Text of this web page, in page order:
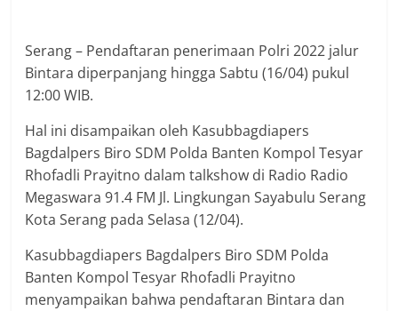
Serang – Pendaftaran penerimaan Polri 2022 jalur
Bintara diperpanjang hingga Sabtu (16/04) pukul
12:00 WIB.
Hal ini disampaikan oleh Kasubbagdiapers
Bagdalpers Biro SDM Polda Banten Kompol Tesyar
Rhofadli Prayitno dalam talkshow di Radio Radio
Megaswara 91.4 FM Jl. Lingkungan Sayabulu Serang
Kota Serang pada Selasa (12/04).
Kasubbagdiapers Bagdalpers Biro SDM Polda
Banten Kompol Tesyar Rhofadli Prayitno
menyampaikan bahwa pendaftaran Bintara dan